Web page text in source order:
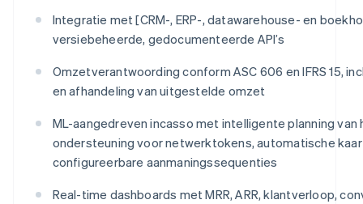
Integratie met [CRM-, ERP-, datawarehouse- en
versiebeheerde, gedocumenteerde API’s
Omzetverantwoording conform ASC 606 en IFRS 15,
en afhandeling van uitgestelde omzet
ML-aangedreven incasso met intelligente planning van
ondersteuning voor netwerktokens, automatische
configureerbare aanmaningssequenties
Real-time dashboards met MRR, ARR, klantverloop,